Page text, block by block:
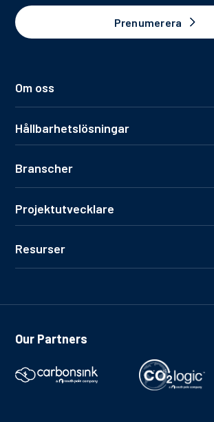
Om oss
Hållbarhetslösningar
Branscher
Projektutvecklare
Resurser
Prenumerera
Our Partners